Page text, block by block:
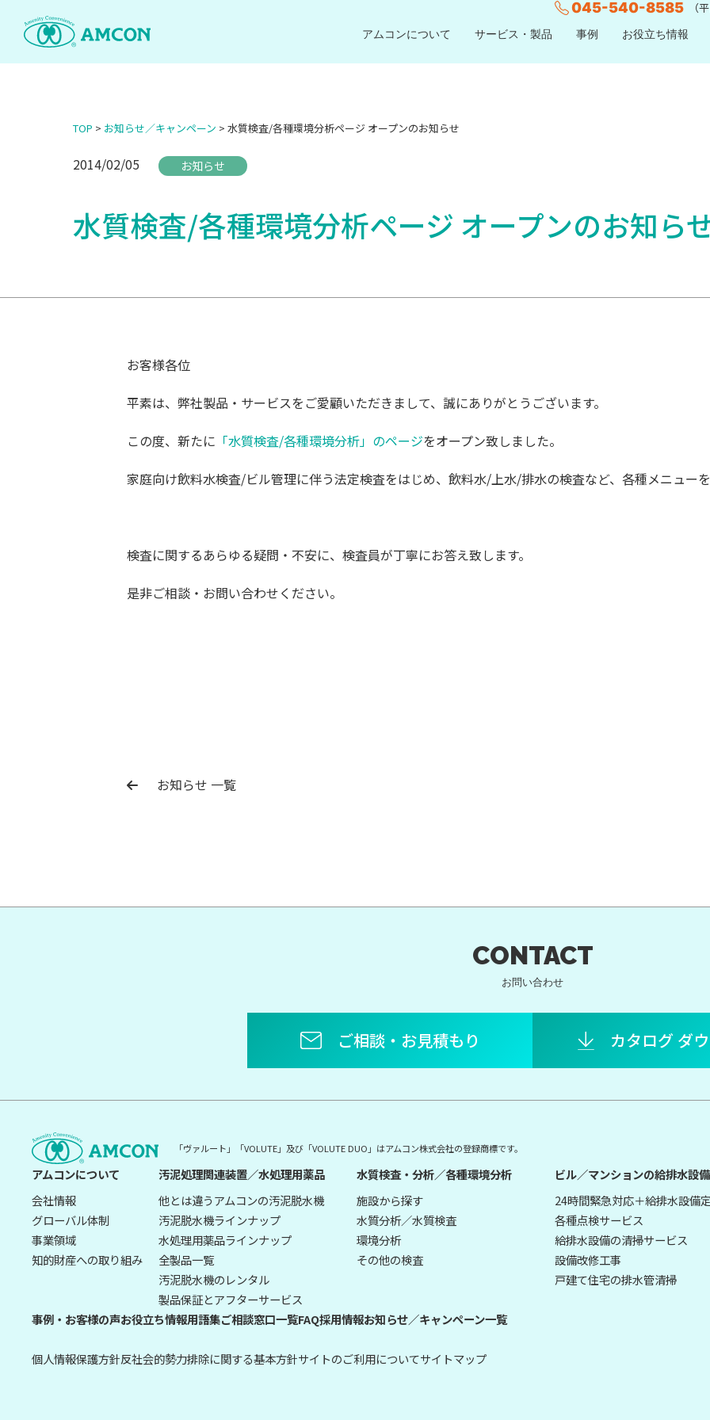
045-540-8585 （
アムコンについて
サービス・製品 事例 お役立ち情報
TOP > お知らせ／キャンペーン > 水質検査/各種環境分析ページ オープンのお知らせ
2014/02/05 お知らせ
水質検査/各種環境分析ページ オープンのお知ら
お客様各位
平素は、弊社製品・サービスをご愛顧いただきまして、誠にありがとうございます。
この度、新たに 「水質検査/各種環境分析」のページをオープン致しました。
家庭向け飲料水検査/ビル管理に伴う法定検査をはじめ、飲料水/上水/排水の検査など、各種メニューを
検査に関するあらゆる疑問・不安に、検査員が丁寧にお答え致します。
是非ご相談・お問い合わせください。
お知らせ 一覧
CONTACT
お問い合わせ
ご相談・お見積もり カタログ ダ
「ヴァルート」「VOLUTE」及び「VOLUTE DUO」はアムコン株式会社の登録商標です。
アムコンについて
会社情報
グローバル体制
事業領域
知的財産への取り組み
汚泥処理関連装置／水処理用薬品
他とは違うアムコンの汚泥脱水機
汚泥脱水機ラインナップ
水処理用薬品ラインナップ
全製品一覧
汚泥脱水機のレンタル
製品保証とアフターサービス
水質検査・分析／各種環境分析
施設から探す
水質分析／水質検査
環境分析
その他の検査
ビル／マンションの給排水設
24時間緊急対応＋給排水設備
各種点検サービス
給排水設備の清掃サービス
設備改修工事
戸建て住宅の排水管清掃
事例・お客様の声お役立ち情報用語集ご相談窓口一覧FAQ採用情報お知らせ／キャンペーン一覧
個人情報保護方針反社会的勢力排除に関する基本方針サイトのご利用についてサイトマップ